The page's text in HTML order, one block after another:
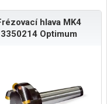
hlava MK4
3350214 Optimum